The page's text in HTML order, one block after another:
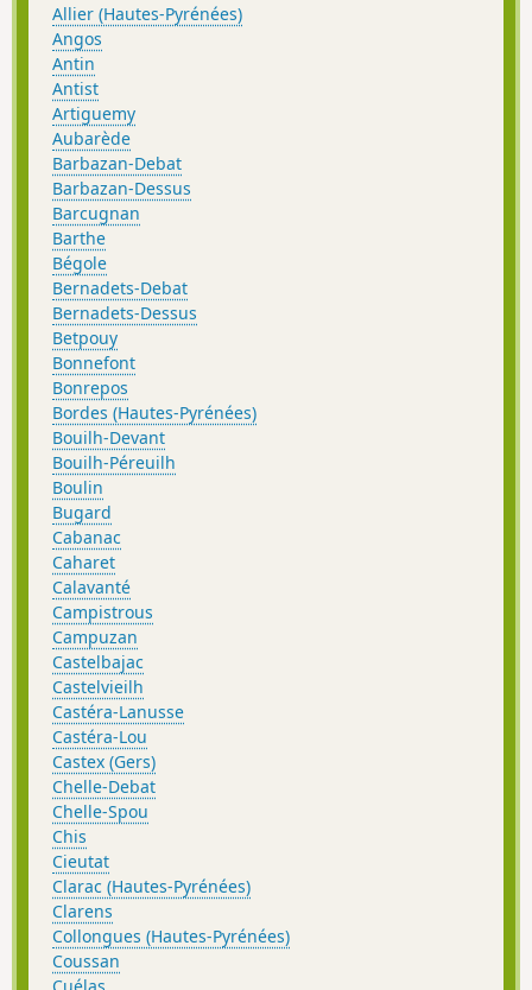
Allier (Hautes-Pyrénées)
Angos
Antin
Antist
Artiguemy
Aubarède
Barbazan-Debat
Barbazan-Dessus
Barcugnan
Barthe
Bégole
Bernadets-Debat
Bernadets-Dessus
Betpouy
Bonnefont
Bonrepos
Bordes (Hautes-Pyrénées)
Bouilh-Devant
Bouilh-Péreuilh
Boulin
Bugard
Cabanac
Caharet
Calavanté
Campistrous
Campuzan
Castelbajac
Castelvieilh
Castéra-Lanusse
Castéra-Lou
Castex (Gers)
Chelle-Debat
Chelle-Spou
Chis
Cieutat
Clarac (Hautes-Pyrénées)
Clarens
Collongues (Hautes-Pyrénées)
Coussan